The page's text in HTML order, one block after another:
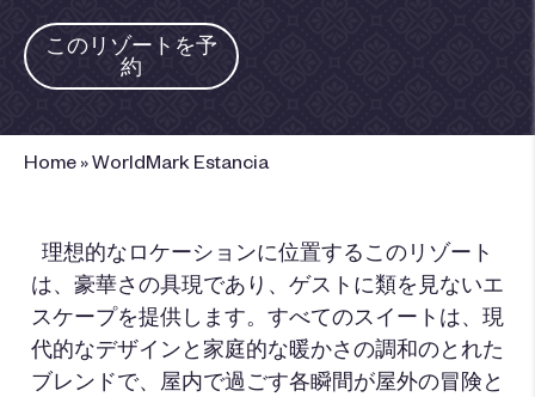
このリゾートを予
約
Home »WorldMark Estancia
理想的なロケーションに位置するこのリゾート
は、豪華さの具現であり、ゲストに類を見ないエ
スケープを提供します。すべてのスイートは、現
代的なデザインと家庭的な暖かさの調和のとれた
ブレンドで、屋内で過ごす各瞬間が屋外の冒険と